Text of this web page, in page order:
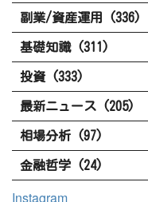
副業/資産運用 (336)
基礎知識 (311)
投資 (333)
最新ニュース (205)
相場分析 (97)
金融哲学 (24)
Instagram